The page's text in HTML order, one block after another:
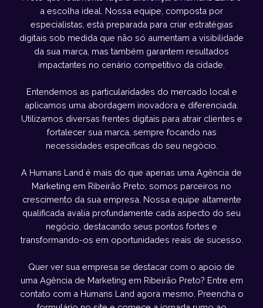
a escolha ideal. Nossa equipe, composta por
especialistas, está preparada para criar estratégias
digitais sob medida que não só aumentam a visibilidade
da sua marca, mas também garantem resultados
impactantes no cenário competitivo da cidade.
Entendemos as particularidades do mercado local e
aplicamos uma abordagem inovadora e diferenciada.
Utilizamos diversas frentes digitais para atrair clientes e
fortalecer sua marca, sempre focando nas
necessidades específicas do seu negócio.
A Humans Land é mais do que apenas uma Agência de
Marketing em Ribeirão Preto; somos parceiros no
crescimento da sua empresa. Nossa equipe altamente
qualificada avalia profundamente cada aspecto do seu
negócio, destacando seus pontos fortes e
transformando-os em oportunidades reais de sucesso.
Quer ver sua empresa se destacar com o apoio de
uma Agência de Marketing em Ribeirão Preto? Entre em
contato com a Humans Land agora mesmo. Preencha o